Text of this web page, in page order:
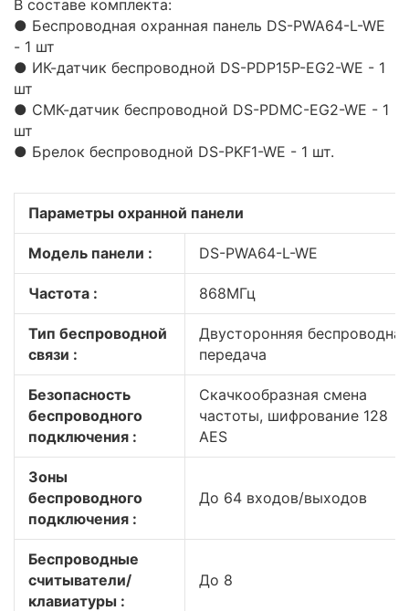
В составе комплекта:
● Беспроводная охранная панель DS-PWA64-L-WE
- 1 шт
● ИК-датчик беспроводной DS-PDP15P-EG2-WE - 1
шт
● СМК-датчик беспроводной DS-PDMC-EG2-WE - 1
шт
● Брелок беспроводной DS-PKF1-WE - 1 шт.
Параметры охранной панели
Модель панели : DS-PWA64-L-WE
Частота : 868МГц
Тип беспроводной
связи :
Двусторонняя беспроводная
передача
Безопасность
беспроводного
подключения :
Скачкообразная смена
частоты, шифрование 128
AES
Зоны
беспроводного
подключения :
До 64 входов/выходов
Беспроводные
считыватели/
клавиатуры :
До 8